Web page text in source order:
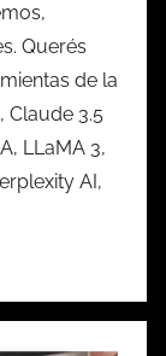
Querés
de la
Claude 3.5
LLaMA 3,
AI,